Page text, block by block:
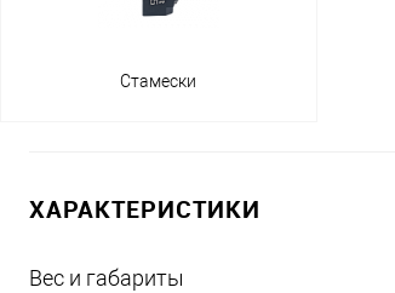
Стамески
ХАРАКТЕРИСТИКИ
Вес и габариты